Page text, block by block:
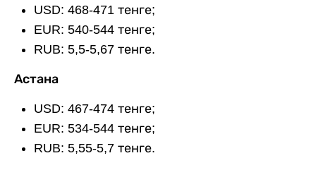
USD: 468-471 тенге;
EUR: 540-544 тенге;
RUB: 5,5-5,67 тенге.
Астана
USD: 467-474 тенге;
EUR: 534-544 тенге;
RUB: 5,55-5,7 тенге.